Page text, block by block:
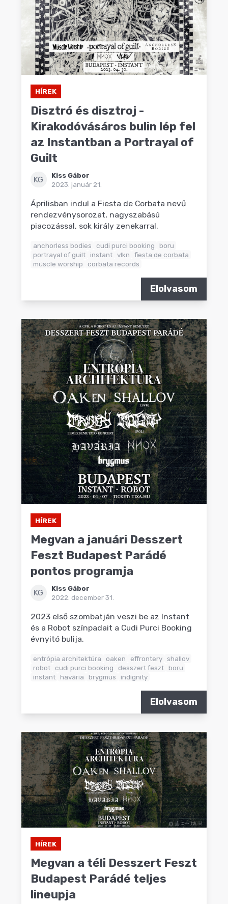
HÍREK
Disztró és disztroj -
Kirakodóvásáros bulin lép fel
az Instantban a Portrayal of
Guilt
KG
Kiss Gábor
2023. január 21.
Áprilisban indul a Fiesta de Corbata nevű
rendezvénysorozat, nagyszabású
piacozással, sok király zenekarral.
anchorless bodies cudi purci booking
boru
portrayal of guilt instant vlkn
fiesta de corbata
müscle wörship
corbata records
Elolvasom
HÍREK
Megvan a januári Desszert
Feszt Budapest Parádé
pontos programja
KG
Kiss Gábor
2022. december 31.
2023 első szombatján veszi be az Instant
és a Robot színpadait a Cudi Purci Booking
évnyitó bulija.
entrópia architektúra oaken effrontery shallov
robot cudi purci booking desszert feszt boru
instant havária brygmus indignity
Elolvasom
HÍREK
Megvan a téli Desszert Feszt
Budapest Parádé teljes
lineupja